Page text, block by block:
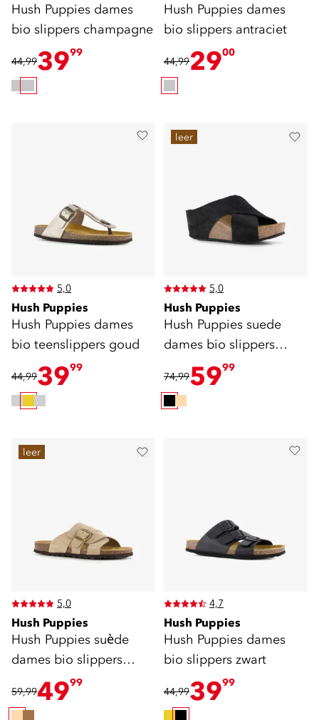
Hush Puppies dames
bio slippers champagne
44,993999
Hush Puppies dames
bio slippers antraciet
44,992900
5,0
Hush Puppies
Hush Puppies dames
bio teenslippers goud
44,993999
leer
5,0
Hush Puppies
Hush Puppies suede
dames bio slippers
zwart
74,995999
leer
5,0
Hush Puppies
Hush Puppies suède
dames bio slippers
beige
59,994999
4,7
Hush Puppies
Hush Puppies dames
bio slippers zwart
44,993999